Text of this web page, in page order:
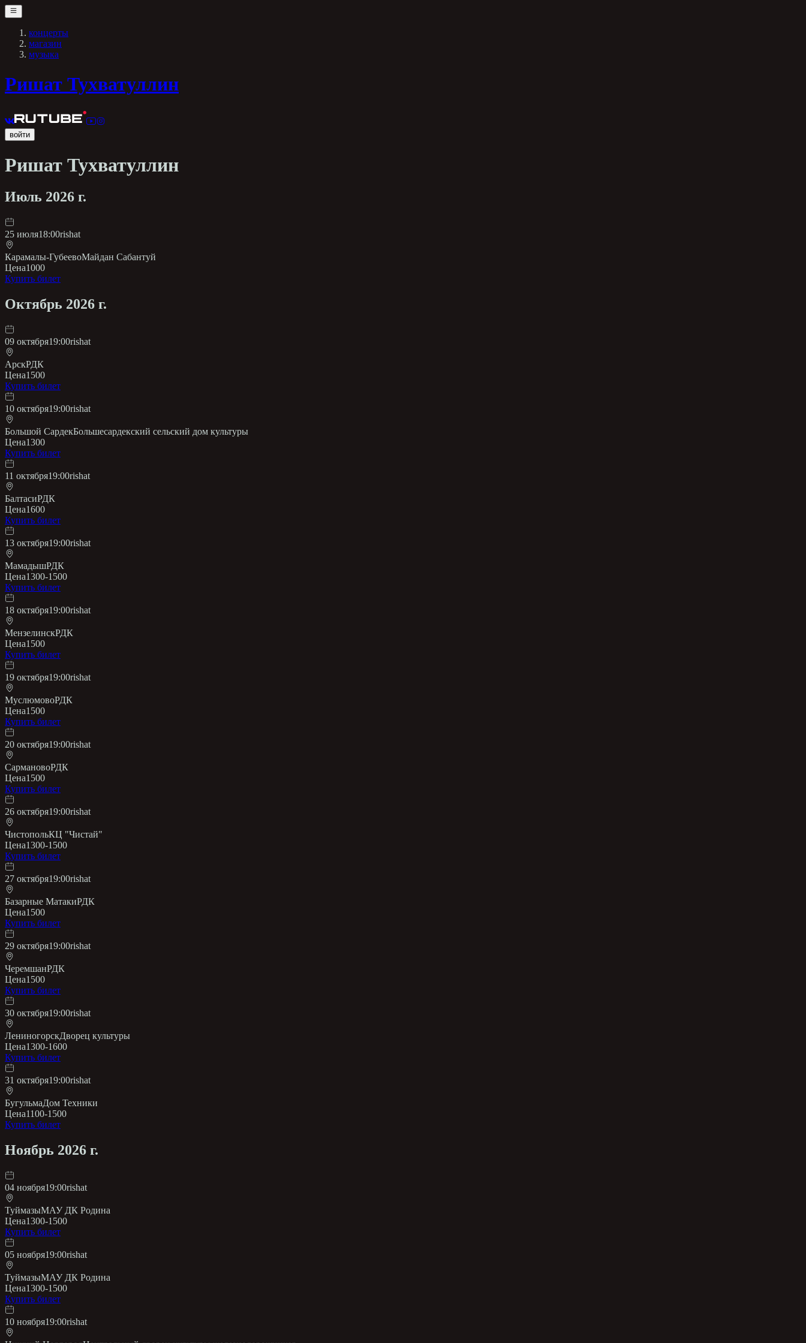
концерты
магазин
музыка
Ришат Тухватуллин
войти
Ришат Тухватуллин
Июль 2026 г.
25 июля18:00rishat
Карамалы-ГубеевоМайдан Сабантуй
Цена1000
Купить билет
Октябрь 2026 г.
09 октября19:00rishat
АрскРДК
Цена1500
Купить билет
10 октября19:00rishat
Большой СардекБольшесардекский сельский дом культуры
Цена1300
Купить билет
11 октября19:00rishat
БалтасиРДК
Цена1600
Купить билет
13 октября19:00rishat
МамадышРДК
Цена1300-1500
Купить билет
18 октября19:00rishat
МензелинскРДК
Цена1500
Купить билет
19 октября19:00rishat
МуслюмовоРДК
Цена1500
Купить билет
20 октября19:00rishat
СармановоРДК
Цена1500
Купить билет
26 октября19:00rishat
ЧистопольКЦ "Чистай"
Цена1300-1500
Купить билет
27 октября19:00rishat
Базарные МатакиРДК
Цена1500
Купить билет
29 октября19:00rishat
ЧеремшанРДК
Цена1500
Купить билет
30 октября19:00rishat
ЛениногорскДворец культуры
Цена1300-1600
Купить билет
31 октября19:00rishat
БугульмаДом Техники
Цена1100-1500
Купить билет
Ноябрь 2026 г.
04 ноября19:00rishat
ТуймазыМАУ ДК Родина
Цена1300-1500
Купить билет
05 ноября19:00rishat
ТуймазыМАУ ДК Родина
Цена1300-1500
Купить билет
10 ноября19:00rishat